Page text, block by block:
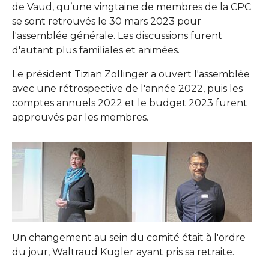
de Vaud, qu’une vingtaine de membres de la CPC
se sont retrouvés le 30 mars 2023 pour
l'assemblée générale. Les discussions furent
d'autant plus familiales et animées.
Le président Tizian Zollinger a ouvert l'assemblée
avec une rétrospective de l'année 2022, puis les
comptes annuels 2022 et le budget 2023 furent
approuvés par les membres.
Un changement au sein du comité était à l'ordre
du jour, Waltraud Kugler ayant pris sa retraite.